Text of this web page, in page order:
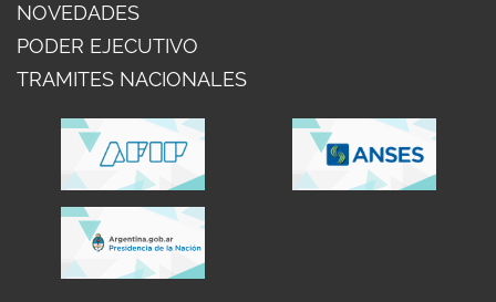
NOVEDADES
PODER EJECUTIVO
TRAMITES NACIONALES